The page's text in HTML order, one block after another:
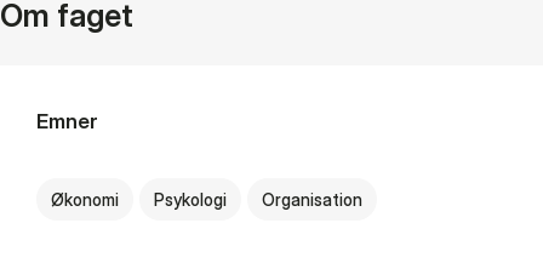
Om faget
Emner
Økonomi Psykologi Organisation